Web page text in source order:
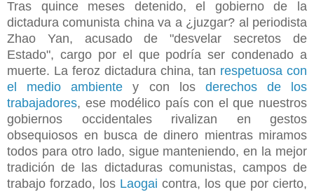
Tras quince meses detenido, el gobierno de la
dictadura comunista china va a ¿juzgar? al periodista
Zhao Yan, acusado de "desvelar secretos de
Estado", cargo por el que podría ser condenado a
muerte. La feroz dictadura china, tan respetuosa con
el medio ambientey con los derechos de los
trabajadores, ese modélico país con el que nuestros
gobiernos occidentales rivalizan en gestos
obsequiosos en busca de dinero mientras miramos
todos para otro lado, sigue manteniendo, en la mejor
tradición de las dictaduras comunistas, campos de
trabajo forzado, los Laogai contra, los que por cierto,